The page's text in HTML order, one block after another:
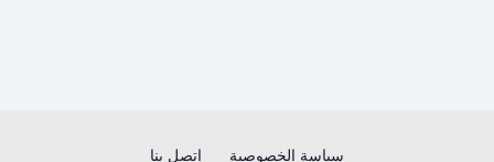
سياسة الخصوصية إتصل بنا